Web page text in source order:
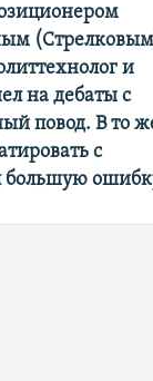
и
на дебаты с
повод. В то
с